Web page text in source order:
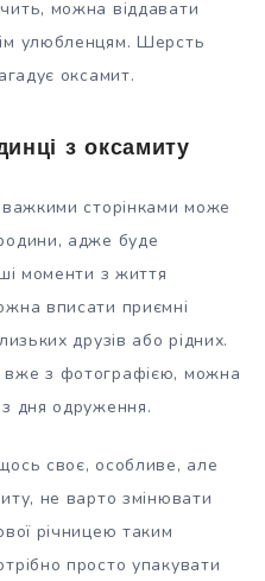
можна віддавати
улюбленцям. Шерсть
оксамит.
з оксамиту
сторінками може
адже буде
моменти з життя
вписати приємні
друзів або рідних.
з фотографією, можна
дня одруження.
своє, особливе, але
не варто змінювати
річницею таким
просто упакувати